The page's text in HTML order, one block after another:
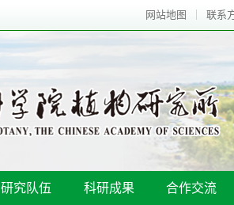
网站地图 联系
研究队伍 科研成果 合作交流